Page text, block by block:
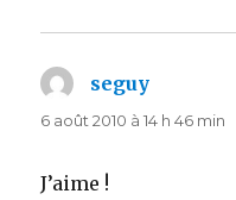
seguy
6 août 2010 à 14 h 46 min
J’aime !